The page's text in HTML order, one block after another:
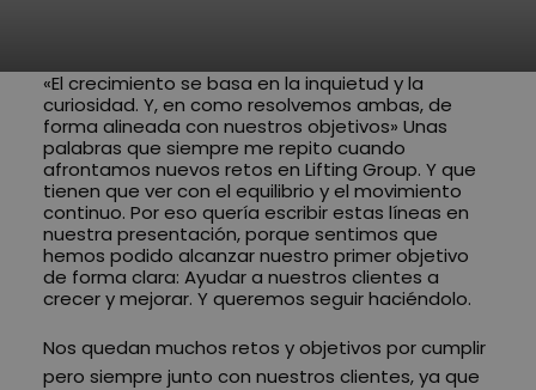
«El crecimiento se basa en la inquietud y la
curiosidad. Y, en como resolvemos ambas, de
forma alineada con nuestros objetivos» Unas
palabras que siempre me repito cuando
afrontamos nuevos retos en Lifting Group. Y que
tienen que ver con el equilibrio y el movimiento
continuo. Por eso quería escribir estas líneas en
nuestra presentación, porque sentimos que
hemos podido alcanzar nuestro primer objetivo
de forma clara: Ayudar a nuestros clientes a
crecer y mejorar. Y queremos seguir haciéndolo.
Nos quedan muchos retos y objetivos por cumplir
pero siempre junto con nuestros clientes, ya que